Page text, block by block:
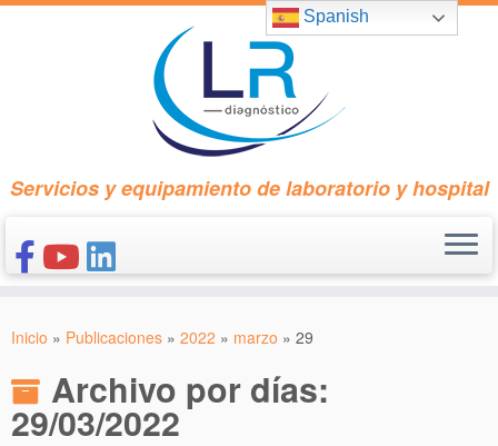
Saltar
Servicios y equipamiento de laboratorio y hospital
CONÓCENOS
NUESTROS PRODUCTOS
PUBLICACIONES
Inicio » Publicaciones » 2022 » marzo » 29
Archivo por días:
29/03/2022
Spanish